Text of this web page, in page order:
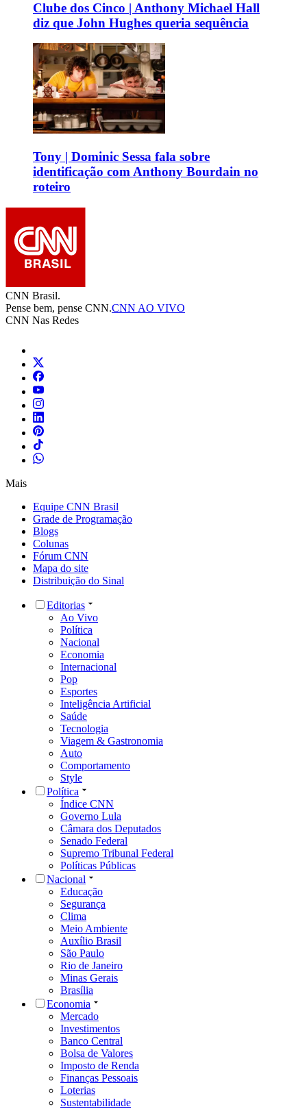
Clube dos Cinco | Anthony Michael Hall
diz que John Hughes queria sequência
Tony | Dominic Sessa fala sobre
identificação com Anthony Bourdain no
roteiro
CNN Brasil.
Pense bem, pense CNN.CNN AO VIVO
CNN Nas Redes
Mais
Equipe CNN Brasil
Grade de Programação
Blogs
Colunas
Fórum CNN
Mapa do site
Distribuição do Sinal
Editorias
Ao Vivo
Política
Nacional
Economia
Internacional
Pop
Esportes
Inteligência Artificial
Saúde
Tecnologia
Viagem & Gastronomia
Auto
Comportamento
Style
Política
Índice CNN
Governo Lula
Câmara dos Deputados
Senado Federal
Supremo Tribunal Federal
Políticas Públicas
Nacional
Educação
Segurança
Clima
Meio Ambiente
Auxílio Brasil
São Paulo
Rio de Janeiro
Minas Gerais
Brasília
Economia
Mercado
Investimentos
Banco Central
Bolsa de Valores
Imposto de Renda
Finanças Pessoais
Loterias
Sustentabilidade